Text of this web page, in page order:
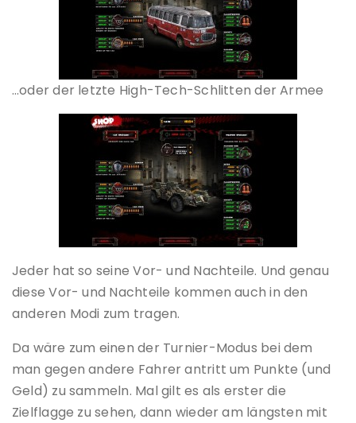
…oder der letzte High-Tech-Schlitten der Armee
Jeder hat so seine Vor- und Nachteile. Und genau
diese Vor- und Nachteile kommen auch in den
anderen Modi zum tragen.
Da wäre zum einen der Turnier-Modus bei dem
man gegen andere Fahrer antritt um Punkte (und
Geld) zu sammeln. Mal gilt es als erster die
Zielflagge zu sehen, dann wieder am längsten mit